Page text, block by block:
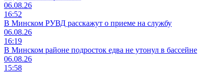
06.08.26
16:52
В Минском РУВД расскажут о приеме на службу
06.08.26
16:19
В Минском районе подросток едва не утонул в бассейне
06.08.26
15:58